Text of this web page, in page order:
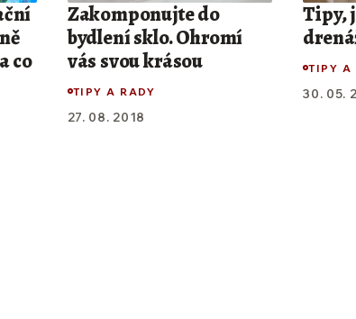
co
Zakomponujte do
bydlení sklo. Ohromí
vás svou krásou
TIPY A RADY
27. 08. 2018
Tipy,
TIPY A
30. 05.